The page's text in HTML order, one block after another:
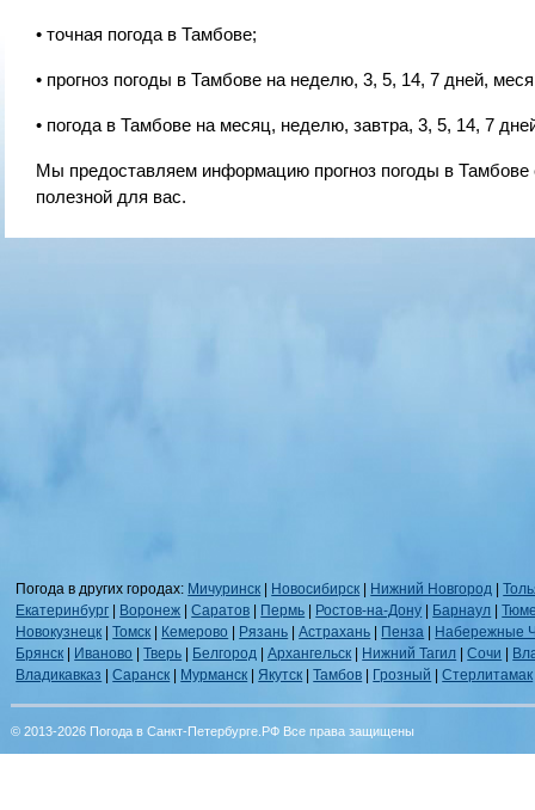
• точная погода в Тамбове;
• прогноз погоды в Тамбове на неделю, 3, 5, 14, 7 дней,
• погода в Тамбове на месяц, неделю, завтра, 3, 5, 14, 7
Мы предоставляем информацию прогноз погоды в Тамбове
полезной для вас.
Погода в других городах: Мичуринск | Новосибирск | Нижний Новгород |
Екатеринбург | Воронеж |Саратов | Пермь | Ростов-на-Дону | Барнаул |
Новокузнецк |Томск | Кемерово | Рязань |Астрахань | Пенза | Набережные
Брянск | Иваново |Тверь | Белгород |Архангельск | Нижний Тагил |Сочи |
Владикавказ |Саранск | Мурманск | Якутск |Тамбов | Грозный |Стерлитамак
© 2013-2026 Погода в Санкт-Петербурге.РФ Все права защищены